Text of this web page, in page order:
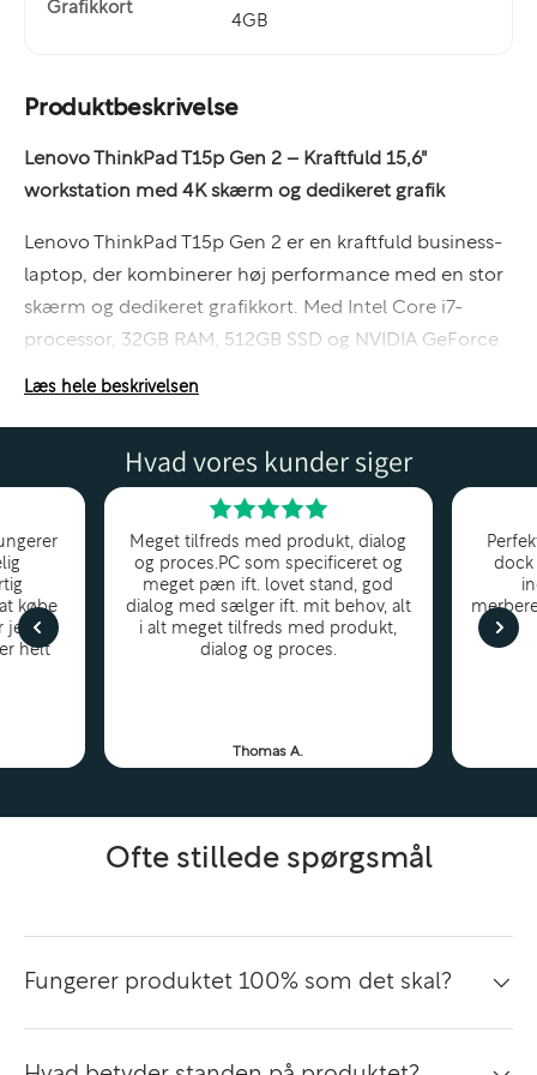
Produktbeskrivelse
Lenovo ThinkPad T15p Gen 2 – Kraftfuld 15,6"
workstation med 4K skærm og dedikeret grafik
Lenovo ThinkPad T15p Gen 2 er en kraftfuld business-
laptop, der kombinerer høj performance med en stor
skærm og dedikeret grafikkort. Med Intel Core i7-
processor, 32GB RAM, 512GB SSD og NVIDIA GeForce
T15p-serien placerer sig mellem klassiske business-
modeller og deciderede workstations og er designet til
brugere, der har brug for ekstra kraft i hverdagen.
Intel Core i7 – høj ydelse til krævende workloads
Den indbyggede Intel Core i7-processor (11.
Store datasæt og regneark
Kompilering, analyse og udvikling
Tunge kontor- og forretningssystemer
arbejdsoplevelse – også ved høj belastning.
Læs hele beskrivelsen
Grafikkort
4GB
Hvad vores kunder siger
købe
helt
Meget tilfreds med produkt, dialog
og proces.PC som specificeret og
meget pæn ift. lovet stand, god
dialog med sælger ift. mit behov, alt
i alt meget tilfreds med produkt,
dialog og proces.
Thomas A.
dock
Ofte stillede spørgsmål
Fungerer produktet 100% som det skal?